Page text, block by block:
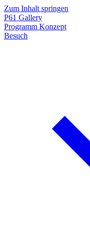
Zum Inhalt springen
P61 Gallery
Programm Konzept
Besuch